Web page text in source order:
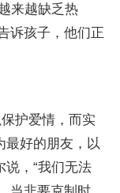
来越缺乏热
诉孩子，他们正
护爱情，而实
最好的朋友，以
说，“我们无法